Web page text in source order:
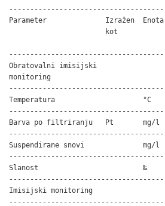
Parameter              Izražen
kot
Obratovalni imisijski
monitoring
Temperatura                     °C
Barva po filtriranju   Pt       mg/l
Suspendirane snovi
Slanost                         ‰
Imisijski monitoring